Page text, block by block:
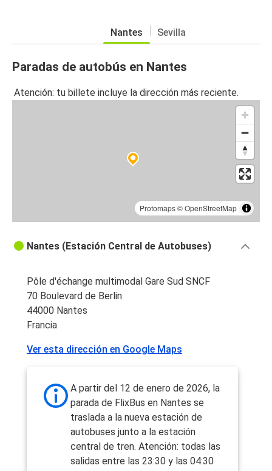
Nantes Sevilla
Paradas de autobús en Nantes
Atención: tu billete incluye la dirección más reciente.
Protomaps©OpenStreetMap
Nantes (Estación Central de Autobuses)
Pôle d'échange multimodal Gare Sud SNCF
70 Boulevard de Berlin
44000 Nantes
Francia
Ver esta dirección en Google Maps
A partir del 12 de enero de 2026, la
parada de FlixBus en Nantes se
traslada a la nueva estación de
autobuses junto a la estación
central de tren. Atención: todas las
salidas entre las 23:30 y las 04:30